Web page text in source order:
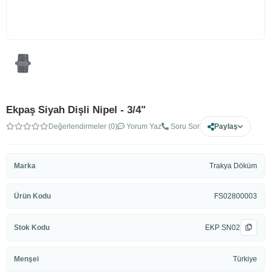
Ekpaş Siyah Dişli Nipel - 3/4"
Değerlendirmeler (0) Yorum Yaz Soru Sor Paylaş
Marka Trakya Döküm
Ürün Kodu FS02800003
Stok Kodu EKP SN02
Menşei Türkiye